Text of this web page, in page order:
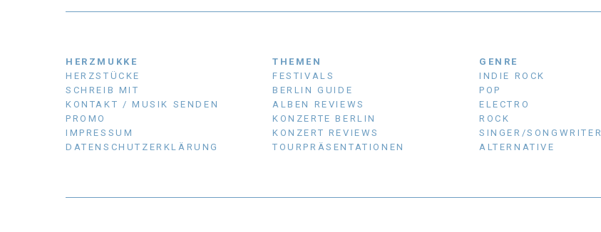
HERZMUKKE
HERZSTÜCKE
SCHREIB MIT
KONTAKT / MUSIK SENDEN
PROMO
IMPRESSUM
DATENSCHUTZERKLÄRUNG
THEMEN
FESTIVALS
BERLIN GUIDE
ALBEN REVIEWS
KONZERTE BERLIN
KONZERT REVIEWS
TOURPRÄSENTATIONEN
GENRE
INDIE ROCK
POP
ELECTRO
ROCK
SINGER/SONGWRITER
ALTERNATIVE